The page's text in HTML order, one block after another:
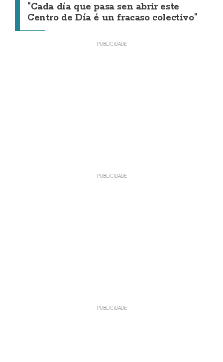
"Cada día que pasa sen abrir este
Centro de Día é un fracaso colectivo"